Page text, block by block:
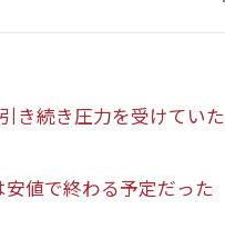
き続き圧力を受けていた
安値で終わる予定だった